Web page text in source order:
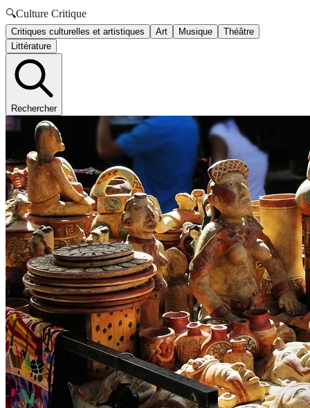
🔍Culture Critique
Critiques culturelles et artistiques Art Musique
Théâtre
Littérature
Rechercher